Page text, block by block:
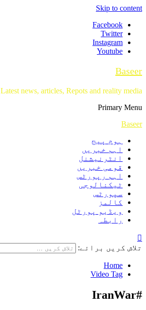
Skip to content
Facebook
Twitter
Instagram
Youtube
Baseer
Latest news, articles, Repots and reality media
Primary Menu
Baseer
ہوم پیج
اہم خبریں
انٹرنیشنل
قومی خبریں
اہم رپورٹس
ٹیکنالوجی
سپورٹس
کالمز
ویڈیو پورٹل
رابطہ
تلاش کریں برائے:
Home
Video Tag
#IranWar